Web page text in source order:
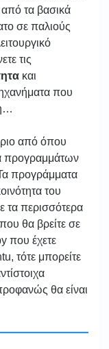
τα βασικά
σε παλιούς
τις
και
που
από όπου
προγραμμάτων
προγράμματα
του
τα περισσότερα
θα βρείτε σε
που έχετε
τότε μπορείτε
θα είναι